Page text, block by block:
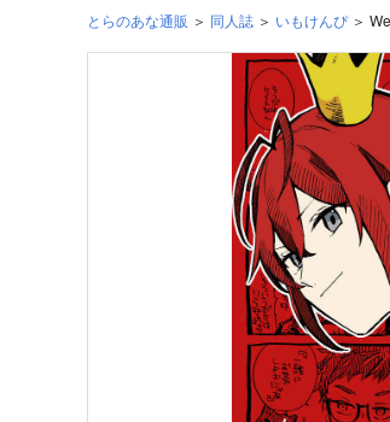
とらのあな通販 同人誌 いもけんぴ